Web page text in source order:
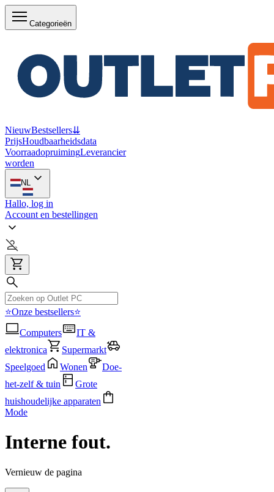
Categorieën
NieuwBestsellers⇊
PrijsHoudbaarheidsdata
VoorraadopruimingLeverancier
worden
NL
Hallo, log in
Account en bestellingen
⭐Onze bestsellers⭐
Computers
IT &
elektronica
Supermarkt
Speelgoed
Wonen
Doe-
het-zelf & tuin
Grote
huishoudelijke apparaten
Mode
Interne fout.
Vernieuw de pagina